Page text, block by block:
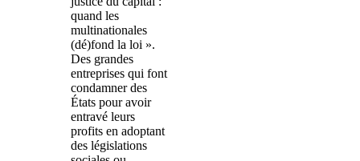
quand les
multinationales
(dé)fond la loi ».
Des grandes
entreprises qui font
condamner des
États pour avoir
entravé leurs
profits en adoptant
des législations